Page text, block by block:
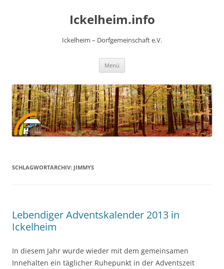
Ickelheim.info
Ickelheim – Dorfgemeinschaft e.V.
Menü
SCHLAGWORTARCHIV: JIMMYS
Lebendiger Adventskalender 2013 in
Ickelheim
In diesem Jahr wurde wieder mit dem gemeinsamen
Innehalten ein täglicher Ruhepunkt in der Adventszeit